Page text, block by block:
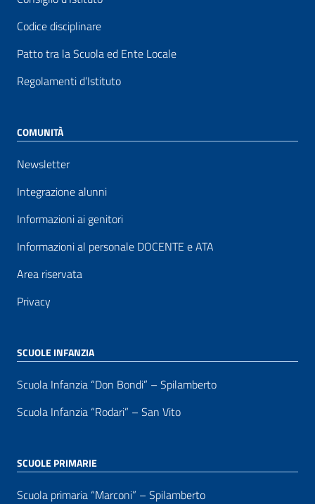
Codice disciplinare
Patto tra la Scuola ed Ente Locale
Regolamenti d’Istituto
COMUNITÀ
Newsletter
Integrazione alunni
Informazioni ai genitori
Informazioni al personale DOCENTE e ATA
Area riservata
Privacy
SCUOLE INFANZIA
Scuola Infanzia “Don Bondi” – Spilamberto
Scuola Infanzia “Rodari” – San Vito
SCUOLE PRIMARIE
Scuola primaria “Marconi” – Spilamberto